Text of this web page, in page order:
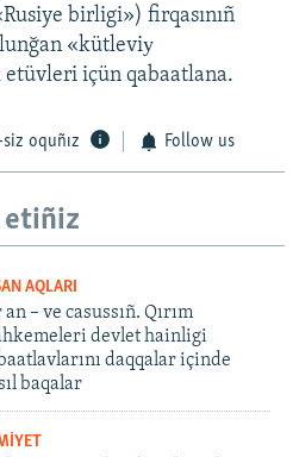
birligi») firqasınıñ
«kütleviу
içün qabaatlana.
oquñız Follow us
etiñiz
AQLARI
– ve casussıñ. Qırım
devlet hainligi
daqqalar içinde
baqalar